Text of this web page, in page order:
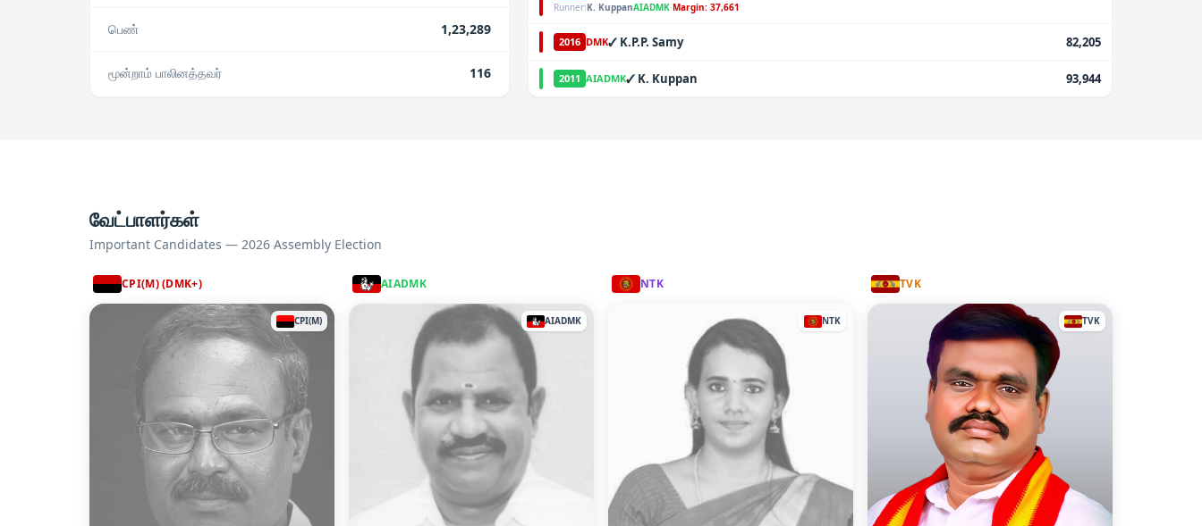
பெண் 1,23,289
மூன்றாம் பாலினத்தவர் 116
Runner:K. KuppanAIADMK·Margin: 37,661
2016 DMK✓ K.P.P. Samy 82,205
2011 AIADMK✓ K. Kuppan 93,944
வேட்பாளர்கள்
Important Candidates — 2026 Assembly Election
CPI(M) (DMK+)
CPI(M)
AIADMK
AIADMK
NTK
NTK
TVK
TVK